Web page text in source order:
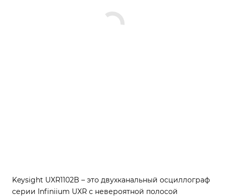
Keysight UXR1102B – это двухканальный осциллограф
серии Infiniium UXR с невероятной полосой